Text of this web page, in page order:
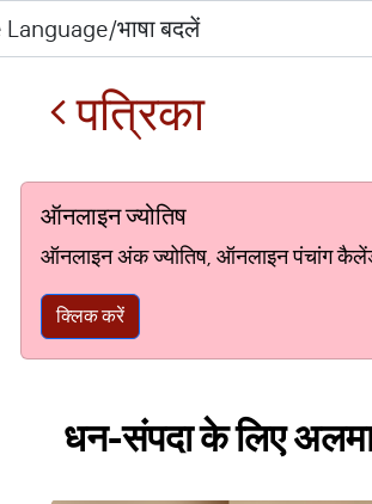
पत्रिका
ऑनलाइन ज्योतिष
ऑनलाइन अंक ज्योतिष, ऑनलाइन पंचांग
क्लिक करें
धन-संपदा के लिए